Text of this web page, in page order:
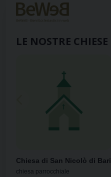
LE NOSTRE CHIESE
Chiesa di San Nicolò di Bari
chiesa parrocchiale